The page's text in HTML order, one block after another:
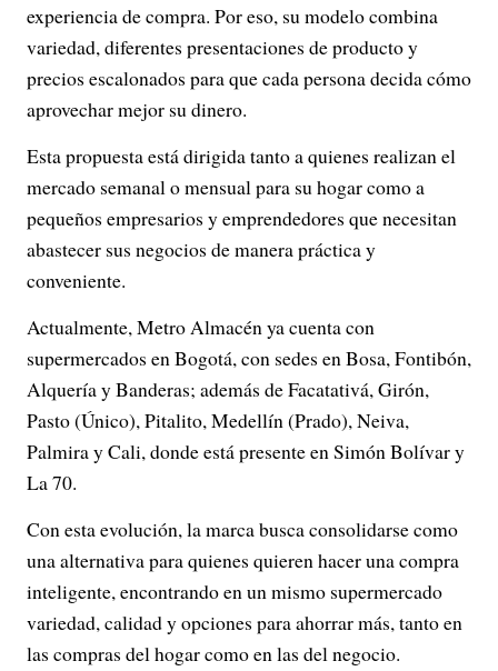
experiencia de compra. Por eso, su modelo combina
variedad, diferentes presentaciones de producto y
precios escalonados para que cada persona decida cómo
aprovechar mejor su dinero.
Esta propuesta está dirigida tanto a quienes realizan el
mercado semanal o mensual para su hogar como a
pequeños empresarios y emprendedores que necesitan
abastecer sus negocios de manera práctica y
conveniente.
Actualmente, Metro Almacén ya cuenta con
supermercados en Bogotá, con sedes en Bosa, Fontibón,
Alquería y Banderas; además de Facatativá, Girón,
Pasto (Único), Pitalito, Medellín (Prado), Neiva,
Palmira y Cali, donde está presente en Simón Bolívar y
La 70.
Con esta evolución, la marca busca consolidarse como
una alternativa para quienes quieren hacer una compra
inteligente, encontrando en un mismo supermercado
variedad, calidad y opciones para ahorrar más, tanto en
las compras del hogar como en las del negocio.